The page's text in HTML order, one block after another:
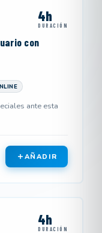
4h
DURACIÓN
con
ante esta
AÑADIR
4h
DURACIÓN